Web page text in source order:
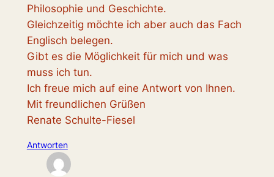
Philosophie und Geschichte.
Gleichzeitig möchte ich aber auch das Fach
Englisch belegen.
Gibt es die Möglichkeit für mich und was
muss ich tun.
Ich freue mich auf eine Antwort von Ihnen.
Mit freundlichen Grüßen
Renate Schulte-Fiesel
Antworten